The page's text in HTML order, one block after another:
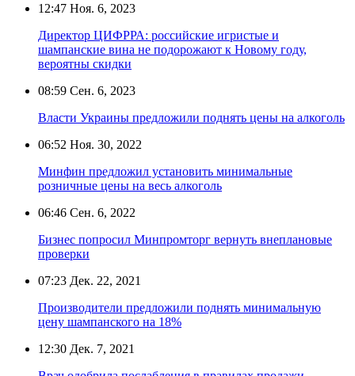
12:47 Ноя. 6, 2023
Директор ЦИФРРА: российские игристые и
шампанские вина не подорожают к Новому году,
вероятны скидки
08:59 Сен. 6, 2023
Власти Украины предложили поднять цены на алкоголь
06:52 Ноя. 30, 2022
Минфин предложил установить минимальные
розничные цены на весь алкоголь
06:46 Сен. 6, 2022
Бизнес попросил Минпромторг вернуть внеплановые
проверки
07:23 Дек. 22, 2021
Производители предложили поднять минимальную
цену шампанского на 18%
12:30 Дек. 7, 2021